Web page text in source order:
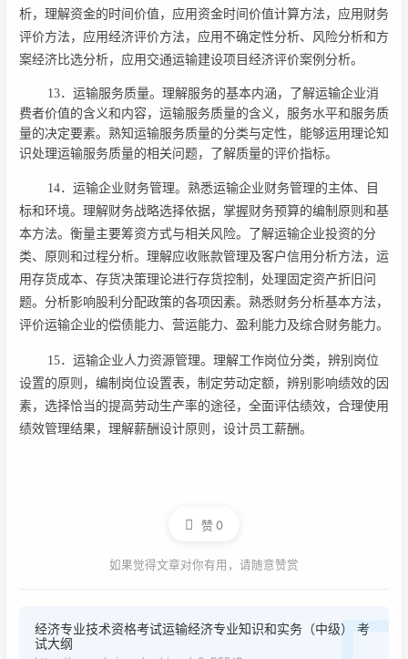
析，理解资金的时间价值，应用资金时间价值计算方法，应用财务
评价方法，应用经济评价方法，应用不确定性分析、风险分析和方
案经济比选分析，应用交通运输建设项目经济评价案例分析。
13．运输服务质量。理解服务的基本内涵，了解运输企业消
费者价值的含义和内容，运输服务质量的含义，服务水平和服务质
量的决定要素。熟知运输服务质量的分类与定性，能够运用理论知
识处理运输服务质量的相关问题，了解质量的评价指标。
14．运输企业财务管理。熟悉运输企业财务管理的主体、目
标和环境。理解财务战略选择依据，掌握财务预算的编制原则和基
本方法。衡量主要筹资方式与相关风险。了解运输企业投资的分
类、原则和过程分析。理解应收账款管理及客户信用分析方法，运
用存货成本、存货决策理论进行存货控制，处理固定资产折旧问
题。分析影响股利分配政策的各项因素。熟悉财务分析基本方法，
评价运输企业的偿债能力、营运能力、盈利能力及综合财务能力。
15．运输企业人力资源管理。理解工作岗位分类，辨别岗位
设置的原则，编制岗位设置表，制定劳动定额，辨别影响绩效的因
素，选择恰当的提高劳动生产率的途径，全面评估绩效，合理使用
绩效管理结果，理解薪酬设计原则，设计员工薪酬。
赞0
如果觉得文章对你有用，请随意赞赏
经济专业技术资格考试运输经济专业知识和实务（中级） 考
试大纲